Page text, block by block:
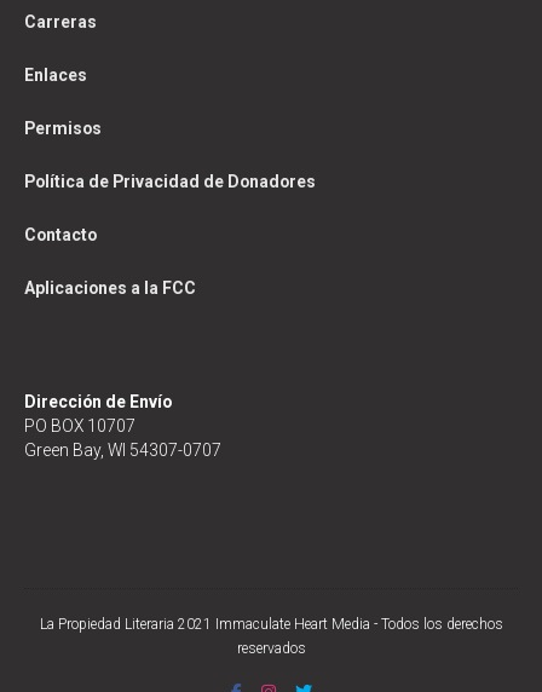
Carreras
Enlaces
Permisos
Política de Privacidad de Donadores
Contacto
Aplicaciones a la FCC
Dirección de Envío
PO BOX 10707
Green Bay, WI 54307-0707
La Propiedad Literaria 2021 Immaculate Heart Media - Todos los derechos
reservados